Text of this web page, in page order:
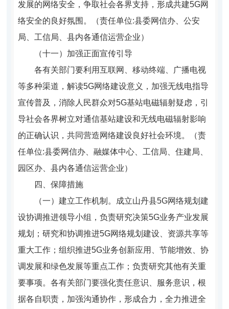
发展的网络安全，争取社会各界支持，形成共建5G网
络安全的良好氛围。（责任单位:县委网信办、公安
局、工信局、县内各通信运营企业）
（十一）加强正面宣传引导
各有关部门要利用互联网、移动终端、广播电视
等多种渠道，解读5G网络建设意义，加强无线电指导
宣传普及，消除人民群众对5G基站电磁辐射疑虑，引
导社会各界树立对通信基站建设和无线电磁辐射影响
的正确认识，共同营造网络建设良好社会环境。（责
任单位:县委网信办、融媒体中心、工信局、住建局、
园区办、县内各通信运营企业）
四、保障措施
（一）建立工作机制。
成立山丹县5G网络规划建
设协调推进领导小组，负责研究决策5G业务产业发展
规划；研究和协调推进5G网络规划建设、资源共享等
重大工作；组织推进5G业务创新应用、节能增效、协
调发展和绿色发展等重点工作；负责研究其他有关重
要事项。各有关部门要强化责任意识、服务意识，根
据各自职责，加强沟通协作，形成合力，全力推进全